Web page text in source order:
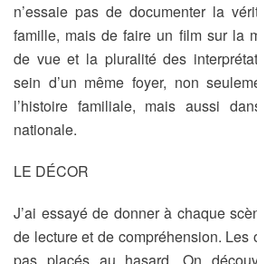
n’essaie pas de documenter la
famille, mais de faire un film sur la
de vue et la pluralité des
sein d’un même foyer, non
l’histoire familiale, mais aussi
nationale.
LE DÉCOR
J’ai essayé de donner à chaque
de lecture et de compréhension. Les